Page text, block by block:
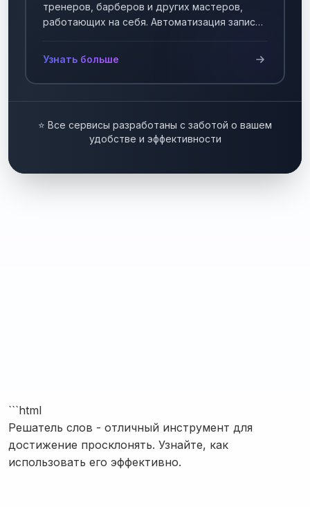
тренеров, барберов и других мастеров,
работающих на себя. Автоматизация записи
Узнать больше
⭐ Все сервисы разработаны с заботой о вашем
удобстве и эффективности
```html
Решатель слов - отличный инструмент для
достижение просклонять. Узнайте, как
использовать его эффективно.